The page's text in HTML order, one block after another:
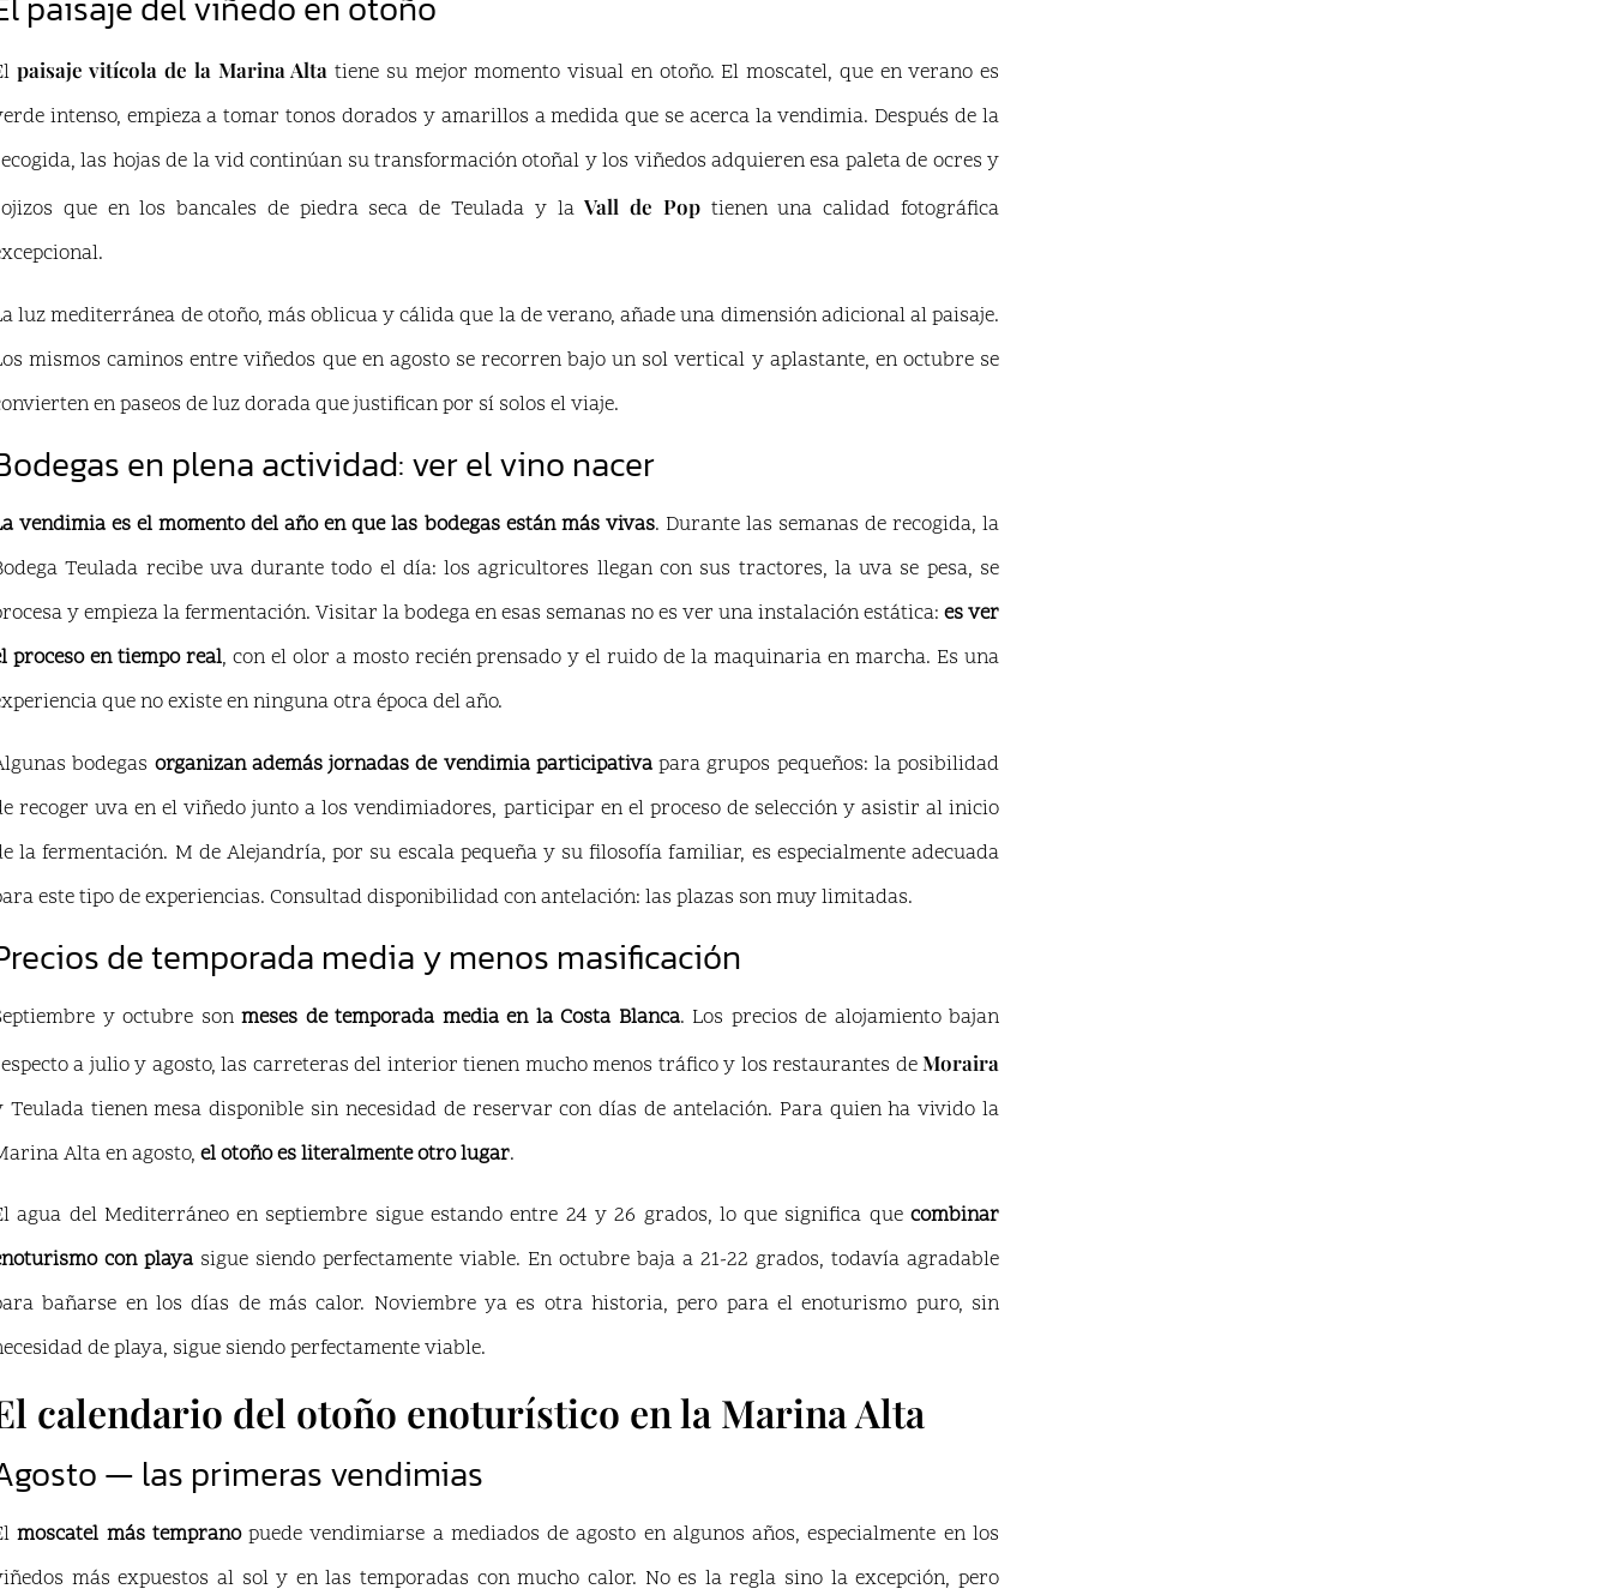
paisaje vitícola de la Marina Alta tiene su mejor momento visual en otoño. El moscatel, que en verano es
intenso, empieza a tomar tonos dorados y amarillos a medida que se acerca la vendimia. Después de la
las hojas de la vid continúan su transformación otoñal y los viñedos adquieren esa paleta de ocres y
que en los bancales de piedra seca de Teulada y laVall de Poptienen una calidad fotográfica
luz mediterránea de otoño, más oblicua y cálida que la de verano, añade una dimensión adicional al paisaje.
mismos caminos entre viñedos que en agosto se recorren bajo un sol vertical y aplastante, en octubre se
en paseos de luz dorada que justifican por sí solos el viaje.
en plena actividad: ver el vino nacer
vendimia es el momento del año en que las bodegas están más vivas. Durante las semanas de recogida, la
Teulada recibe uva durante todo el día: los agricultores llegan con sus tractores, la uva se pesa, se
y empieza la fermentación. Visitar la bodega en esas semanas no es ver una instalación estática: es ver
proceso en tiempo real, con el olor a mosto recién prensado y el ruido de la maquinaria en marcha. Es una
que no existe en ninguna otra época del año.
bodegas organizan además jornadas de vendimia participativapara grupos pequeños: la posibilidad
recoger uva en el viñedo junto a los vendimiadores, participar en el proceso de selección y asistir al inicio
la fermentación. M de Alejandría, por su escala pequeña y su filosofía familiar, es especialmente adecuada
este tipo de experiencias. Consultad disponibilidad con antelación: las plazas son muy limitadas.
de temporada media y menos masificación
y octubre son meses de temporada media en la Costa Blanca. Los precios de alojamiento bajan
a julio y agosto, las carreteras del interior tienen mucho menos tráfico y los restaurantes deMoraira
Teulada tienen mesa disponible sin necesidad de reservar con días de antelación. Para quien ha vivido la
Alta en agosto, el otoño es literalmente otro lugar.
agua del Mediterráneo en septiembre sigue estando entre 24 y 26 grados, lo que significa que combinar
con playasigue siendo perfectamente viable. En octubre baja a 21-22 grados, todavía agradable
bañarse en los días de más calor. Noviembre ya es otra historia, pero para el enoturismo puro, sin
de playa, sigue siendo perfectamente viable.
calendario del otoño enoturístico en la Marina Alta
— las primeras vendimias
moscatel más tempranopuede vendimiarse a mediados de agosto en algunos años, especialmente en los
más expuestos al sol y en las temporadas con mucho calor. No es la regla sino la excepción, pero